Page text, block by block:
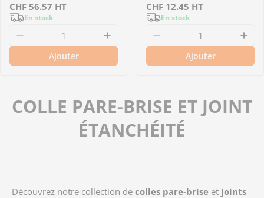
Prix
régulier
CHF 56.57 HT
En stock
Diminuer la quantité pour 08612 - Mastic 3M
Augmenter la quantité pour
Ajouter
Prix
régulier
CHF 12.45 HT
En stock
Diminuer la
Ajouter
COLLE PARE-BRISE ET JOINT
ÉTANCHÉITÉ
Découvrez notre collection de colles pare-brise et joints